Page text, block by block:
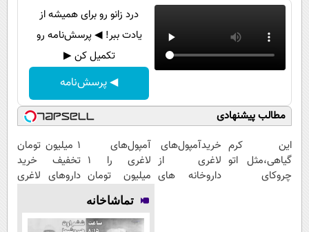
درد زانو رو برای همیشه از
یادت ببر! ◀ پرسش‌نامه رو
تکمیل کن ▶
◀ پرسش‌نامه
مطالب پیشنهادی
این کرم
گیاهی،مثل اتو
چروکای
خریدآمپول‌های
لاغری از
داروخانه های
آمپول‌های
لاغری را ۱
میلیون تومان
ارزان‌تر از
همه‌جا بخر!
1 میلیون تومان
تخفیف خرید
داروهای لاغری
یخ!
تماشاخانه